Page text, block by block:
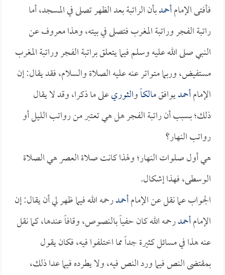
فأفتى الإمامأحمدبأن الراتبة بعد الظهر تصلى في المسجد، أما
راتبة الفجر وراتبة المغرب فتصلى في بيته، وهذا معروف عن
النبي صلى الله عليه وسلم فيما يتعلق براتبة الفجر وراتبة المغرب
مستفيض، وربما متواتر عنه عليه الصلاة والسلام، فقد يقال: إن
الإمامأحمديوافقمالكاًوالثوريعلى ما ذكرا، وقد لا يقال
ذلك؛ بسبب أن راتبة الفجر هل هي تعتبر من رواتب الليل أو
رواتب النهار؟
هي أول صلوات النهار؛ ولهذا كانت صلاة العصر هي الصلاة
الوسطى، فهذا إشكال.
الجواب عما نقل عن الإمامأحمدرحمه الله فيما ظهر لي أن يقال: إن
الإمامأحمدرحمه الله كان حفياً بالنصوص، وقافاً عندها، كما نقل
عنه هذا في مسائل كثيرة جداً مما اختلفوا فيه، فكان يقول
بمقتضى النص فيما ورد النص فيه، ولا يطرده فيما عدا ذلك،